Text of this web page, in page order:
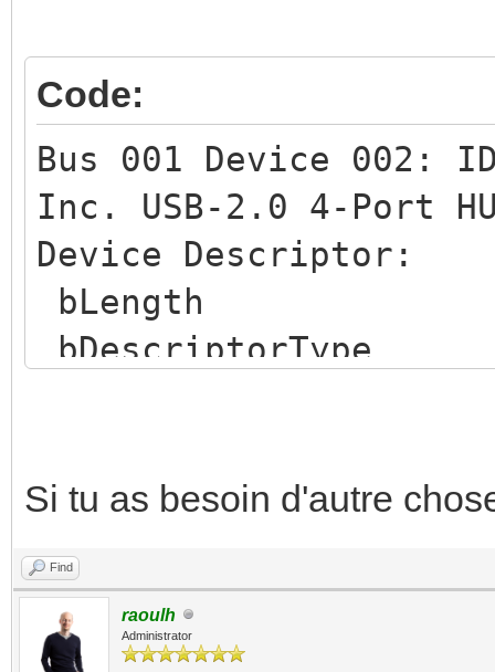
[ 0.000000] SYS :
( 64 kB)
[ 0.000000] G2D :
( 16 MB)
[ 0.000000] LCD :
( 32 MB)
[ 0.000000] cma:
cache writeback
(AW1623/sun4i)
[ 0.000000] On
Code:
Bus 001 Device 002:
Inc. USB-2.0 4-Port
Device Descriptor:
bLength
bDeviceSubClass
idVendor
Si tu as besoin d'autre
Find
raoulh
Administrator